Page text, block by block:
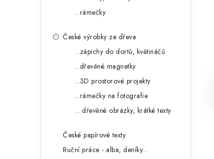
...rámečky
České výrobky ze dřeva
...zápichy do dortů, květináčů
...dřevěné magnetky
...3D prostorové projekty
...rámečky na fotografie
... dřevěné obrázky, krátké texty
České papírové texty
Ruční práce - alba, deníky...